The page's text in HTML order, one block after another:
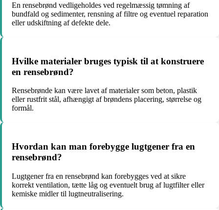
En rensebrønd vedligeholdes ved regelmæssig tømning af
bundfald og sedimenter, rensning af filtre og eventuel reparation
eller udskiftning af defekte dele.
Hvilke materialer bruges typisk til at konstruere
en rensebrønd?
Rensebrønde kan være lavet af materialer som beton, plastik
eller rustfrit stål, afhængigt af brøndens placering, størrelse og
formål.
Hvordan kan man forebygge lugtgener fra en
rensebrønd?
Lugtgener fra en rensebrønd kan forebygges ved at sikre
korrekt ventilation, tætte låg og eventuelt brug af lugtfilter eller
kemiske midler til lugtneutralisering.